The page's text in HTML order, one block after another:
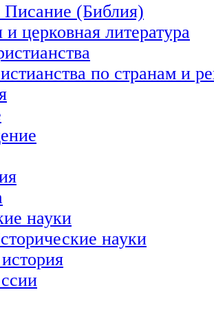
(Библия)
церковная литература
по странам и
науки
науки